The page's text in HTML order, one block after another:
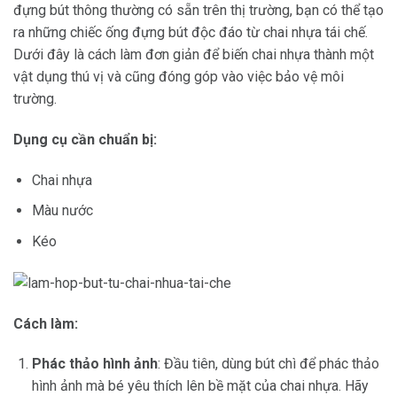
đựng bút thông thường có sẵn trên thị trường, bạn có thể tạo
ra những chiếc ống đựng bút độc đáo từ chai nhựa tái chế.
Dưới đây là cách làm đơn giản để biến chai nhựa thành một
vật dụng thú vị và cũng đóng góp vào việc bảo vệ môi
trường.
Dụng cụ cần chuẩn bị:
Chai nhựa
Màu nước
Kéo
Cách làm:
Phác thảo hình ảnh: Đầu tiên, dùng bút chì để phác thảo
hình ảnh mà bé yêu thích lên bề mặt của chai nhựa. Hãy